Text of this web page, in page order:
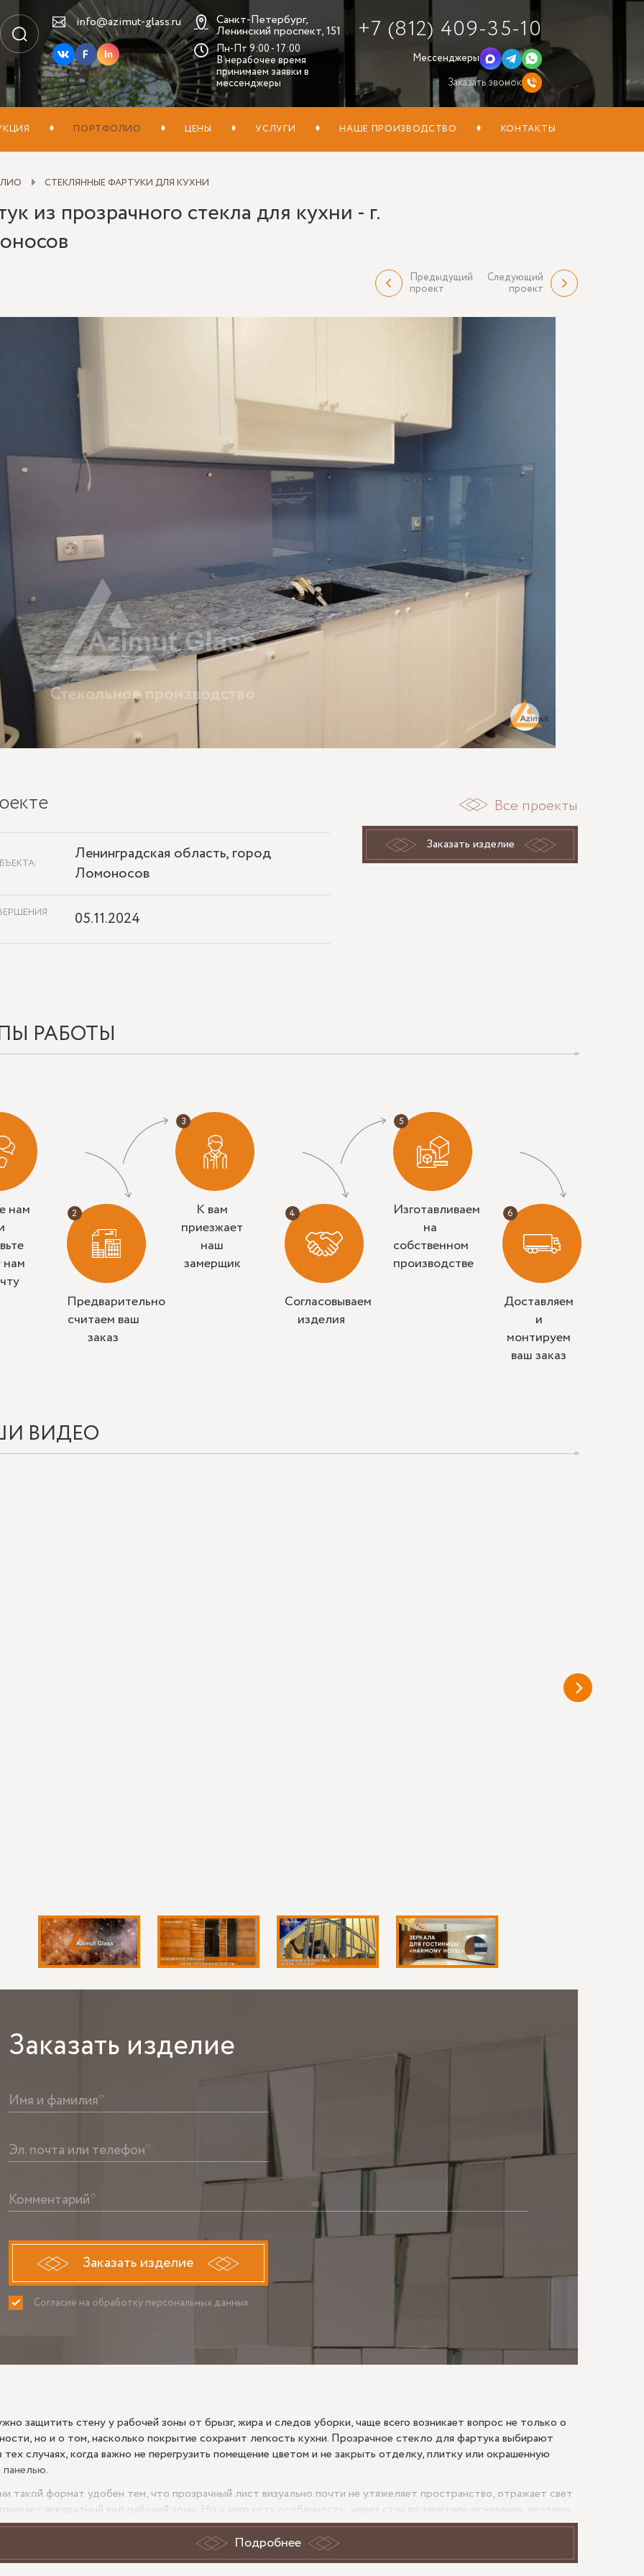
info@azimut-glass.ru
In
Санкт-Петербург,
Ленинский проспект, 151
Пн-Пт 9:00 - 17:00
В нерабочее время
принимаем заявки в
мессенджеры
+7 (812) 409-35-10
Мессенджеры
Заказать звонок
ПОРТФОЛИО ЦЕНЫ УСЛУГИ НАШЕ ПРОИЗВОДСТВО КОНТАКТЫ
СТЕКЛЯННЫЕ ФАРТУКИ ДЛЯ КУХНИ
из прозрачного стекла для кухни - г.
Предыдущий
проект
Следующий
проект
Все проекты
Заказать изделие
Ленинградская область, город
Ломоносов
05.11.2024
РАБОТЫ
нам
нам
Предварительно
считаем ваш
заказ
К вам
приезжает
наш
замерщик
Согласовываем
изделия
Изготавливаем
на
собственном
производстве
Доставляем
и
монтируем
ваш заказ
ВИДЕО
Заказать изделие
Имя и фамилия*
Эл. почта или телефон*
Комментарий*
Заказать изделие
Согласие на обработку персональных данных
ПРИНИМАЮ
защитить стену у рабочей зоны от брызг, жира и следов уборки, чаще всего возникает вопрос не только о
но и о том, насколько покрытие сохранит легкость кухни. Прозрачное стекло для фартука выбирают
тех случаях, когда важно не перегрузить помещение цветом и не закрыть отделку, плитку или окрашенную
панелью.
такой формат удобен тем, что прозрачный лист визуально почти не утяжеляет пространство, отражает свет
аккуратный вид рабочей зоны. Но у него есть особенность: через стекло заметнее основание, поэтому
заказа заранее оценивают ровность стены, оттенок подложки, расположение розеток и линию
к столешнице. В Ломоносове, как и в любом жилом объекте, это особенно важно при ремонте, где отделка
и переделки нежелательны.
Подробнее